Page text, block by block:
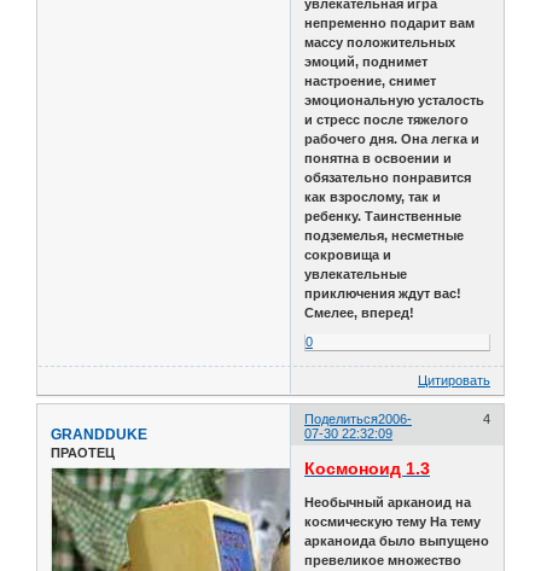
увлекательная игра
непременно подарит вам
массу положительных
эмоций, поднимет
настроение, снимет
эмоциональную усталость
и стресс после тяжелого
рабочего дня. Она легка и
понятна в освоении и
обязательно понравится
как взрослому, так и
ребенку. Таинственные
подземелья, несметные
сокровища и
увлекательные
приключения ждут вас!
Смелее, вперед!
0
Цитировать
Поделиться 4
2006-
07-30 22:32:09
GRANDDUKE
ПРАОТЕЦ
Космоноид 1.3
Необычный арканоид на
космическую тему На тему
арканоида было выпущено
превеликое множество